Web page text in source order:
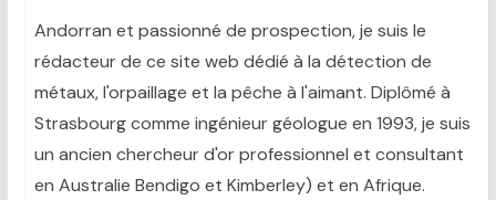
Andorran et passionné de prospection, je suis le
rédacteur de ce site web dédié à la détection de
métaux, l'orpaillage et la pêche à l'aimant. Diplômé à
Strasbourg comme ingénieur géologue en 1993, je suis
un ancien chercheur d'or professionnel et consultant
en Australie Bendigo et Kimberley) et en Afrique.